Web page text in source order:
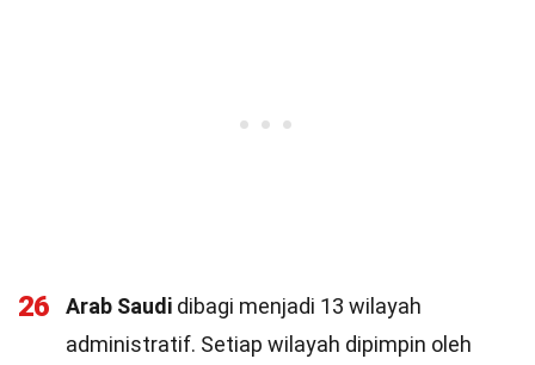
26 Arab Saudi dibagi menjadi 13 wilayah
administratif. Setiap wilayah dipimpin oleh